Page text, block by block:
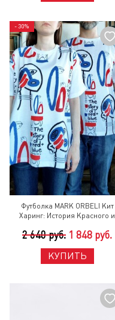
- 30%
Футболка MARK ORBELI Кит
Харинг: История Красного и
2 640 руб. 1 848 руб.
КУПИТЬ